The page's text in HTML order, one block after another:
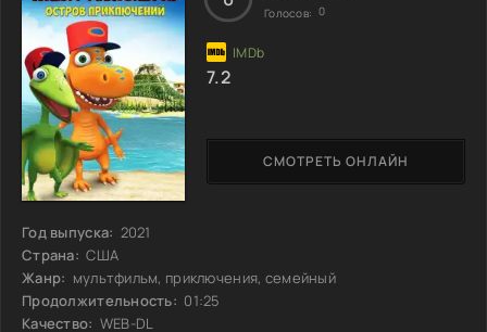
Год выпуска: 2021
Страна: США
Жанр: мультфильм, приключения, семейный
Продолжительность: 01:25
Качество: WEB-DL
СМОТРЕТЬ ОНЛАЙН
Голосов: 0
7.2